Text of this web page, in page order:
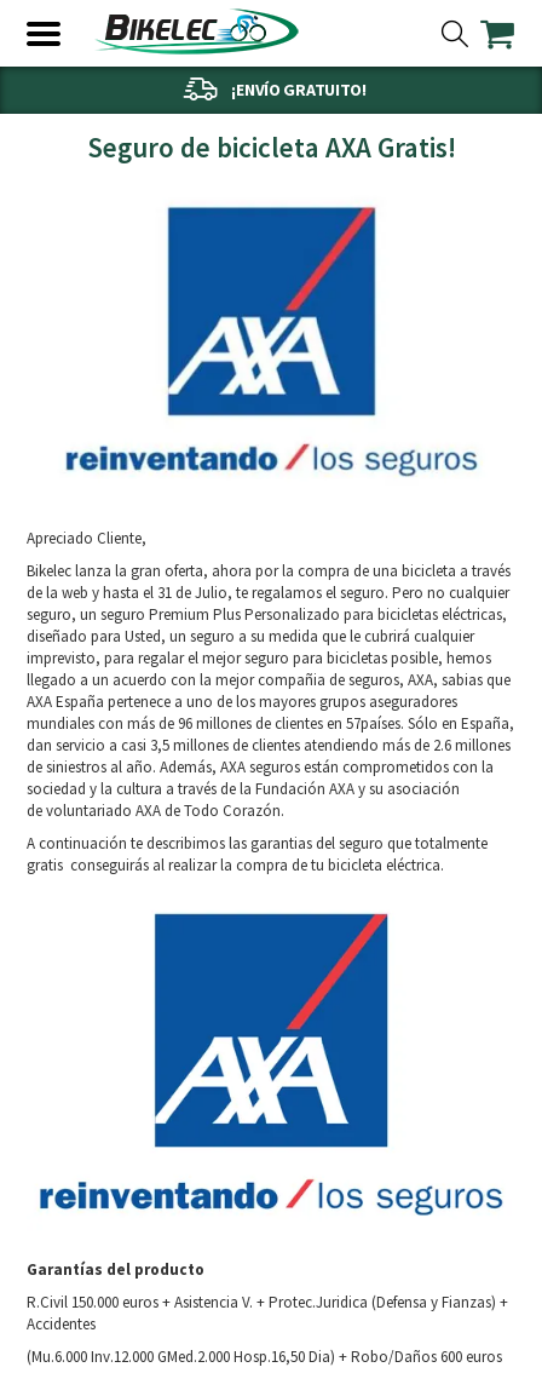
¡ENVÍO GRATUITO!
Seguro de bicicleta AXA Gratis!
Apreciado Cliente,
Bikelec lanza la gran oferta, ahora por la compra de una bicicleta a través
de la web y hasta el 31 de Julio, te regalamos el seguro. Pero no cualquier
seguro, un seguro Premium Plus Personalizado para bicicletas eléctricas,
diseñado para Usted, un seguro a su medida que le cubrirá cualquier
imprevisto, para regalar el mejor seguro para bicicletas posible, hemos
llegado a un acuerdo con la mejor compañia de seguros, AXA, sabias que
AXA España pertenece a uno de los mayores grupos aseguradores
mundiales con más de 96 millones de clientes en 57países. Sólo en España,
dan servicio a casi 3,5 millones de clientes atendiendo más de 2.6 millones
de siniestros al año. Además, AXA seguros están comprometidos con la
sociedad y la cultura a través de la Fundación AXA y su asociación
de voluntariado AXA de Todo Corazón.
A continuación te describimos las garantias del seguro que totalmente
gratis conseguirás al realizar la compra de tu bicicleta eléctrica.
Garantías del producto
R.Civil 150.000 euros + Asistencia V. + Protec.Juridica (Defensa y Fianzas) +
Accidentes
(Mu.6.000 Inv.12.000 GMed.2.000 Hosp.16,50 Dia) + Robo/Daños 600 euros